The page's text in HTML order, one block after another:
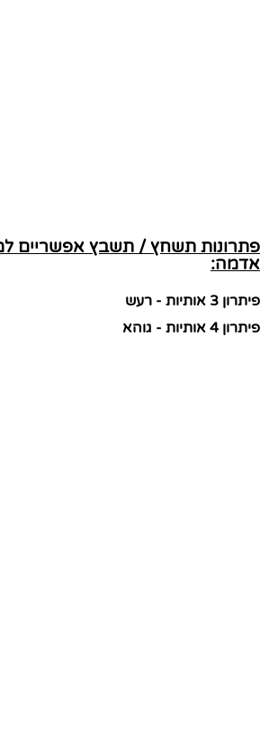
פתרונות תשחץ / תשבץ אפשריים
אדמה:
פיתרון 3 אותיות - רעש
פיתרון 4 אותיות - גוהא